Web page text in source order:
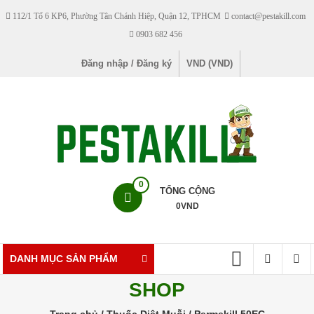
Skip112/1 Tổ 6 KP6, Phường Tân Chánh Hiệp, Quận 12, TPHCM
contact@pestakill.com
0903 682 456
Đăng nhập / Đăng ký VND (VND)
0
TỔNG CỘNG
0VND
DANH MỤC SẢN PHẨM
SHOP